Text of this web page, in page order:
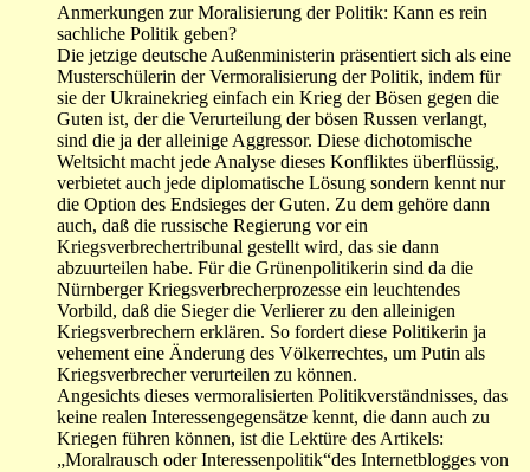
Anmerkungen zur Moralisierung der Politik: Kann es rein
sachliche Politik geben?
Die jetzige deutsche Außenministerin präsentiert sich als eine
Musterschülerin der Vermoralisierung der Politik, indem für
sie der Ukrainekrieg einfach ein Krieg der Bösen gegen die
Guten ist, der die Verurteilung der bösen Russen verlangt,
sind die ja der alleinige Aggressor. Diese dichotomische
Weltsicht macht jede Analyse dieses Konfliktes überflüssig,
verbietet auch jede diplomatische Lösung sondern kennt nur
die Option des Endsieges der Guten. Zu dem gehöre dann
auch, daß die russische Regierung vor ein
Kriegsverbrechertribunal gestellt wird, das sie dann
abzuurteilen habe. Für die Grünenpolitikerin sind da die
Nürnberger Kriegsverbrecherprozesse ein leuchtendes
Vorbild, daß die Sieger die Verlierer zu den alleinigen
Kriegsverbrechern erklären. So fordert diese Politikerin ja
vehement eine Änderung des Völkerrechtes, um Putin als
Kriegsverbrecher verurteilen zu können.
Angesichts dieses vermoralisierten Politikverständnisses, das
keine realen Interessengegensätze kennt, die dann auch zu
Kriegen führen können, ist die Lektüre des Artikels:
„Moralrausch oder Interessenpolitik“des Internetblogges von